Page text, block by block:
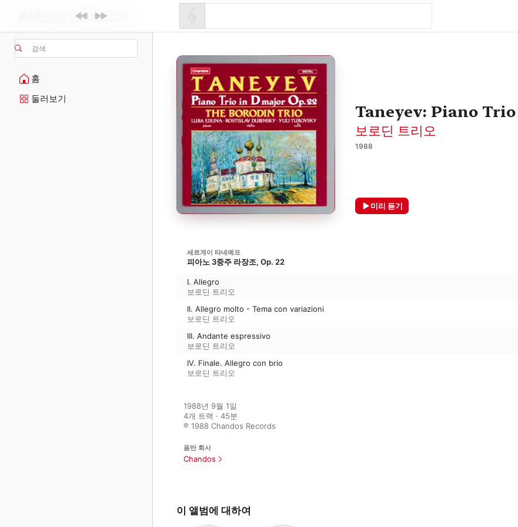
검색
홈
둘러보기
Taneyev: Piano
보로딘 트리오
1988
미리 듣기
세르게이 타네예프
피아노 3중주 라장조, Op. 22
I. Allegro
보로딘 트리오
II. Allegro molto - Tema con variazioni
보로딘 트리오
III. Andante espressivo
보로딘 트리오
IV. Finale. Allegro con brio
보로딘 트리오
1988년 9월 1일
4개 트랙 · 45분
℗ 1988 Chandos Records
음반 회사
Chandos
이 앨범에 대하여